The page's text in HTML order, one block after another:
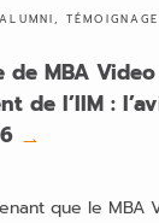
ALUMNI,
de MBA Video
de l’IIM :
→
que le MBA